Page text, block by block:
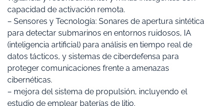
capacidad de activación remota.
– Sensores y Tecnología: Sonares de apertura sintética
para detectar submarinos en entornos ruidosos, IA
(inteligencia artificial) para análisis en tiempo real de
datos tácticos, y sistemas de ciberdefensa para
proteger comunicaciones frente a amenazas
cibernéticas.
– mejora del sistema de propulsión, incluyendo el
estudio de emplear baterías de litio.